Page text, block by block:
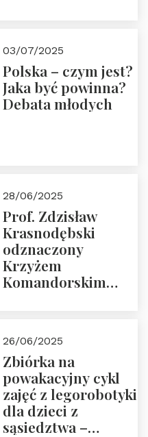
03/07/2025
Polska – czym jest?
Jaka być powinna?
Debata młodych
28/06/2025
Prof. Zdzisław
Krasnodębski
odznaczony
Krzyżem
Komandorskim
26/06/2025
Zbiórka na
powakacyjny cykl
zajęć z legorobotyki
dla dzieci z
sąsiedztwa –